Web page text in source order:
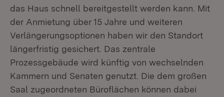
das Haus schnell bereitgestellt werden kann. Mit
der Anmietung über 15 Jahre und weiteren
Verlängerungsoptionen haben wir den Standort
längerfristig gesichert. Das zentrale
Prozessgebäude wird künftig von wechselnden
Kammern und Senaten genutzt. Die dem großen
Saal zugeordneten Büroflächen können dabei